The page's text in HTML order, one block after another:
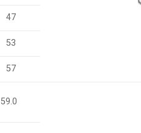
47
53
57
59.0